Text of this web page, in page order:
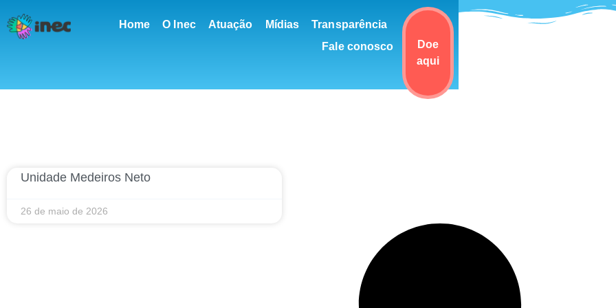
Home O Inec Atuação Mídias
Transparência
Fale conosco
Doe
aqui
Unidade Medeiros Neto
26 de maio de 2026